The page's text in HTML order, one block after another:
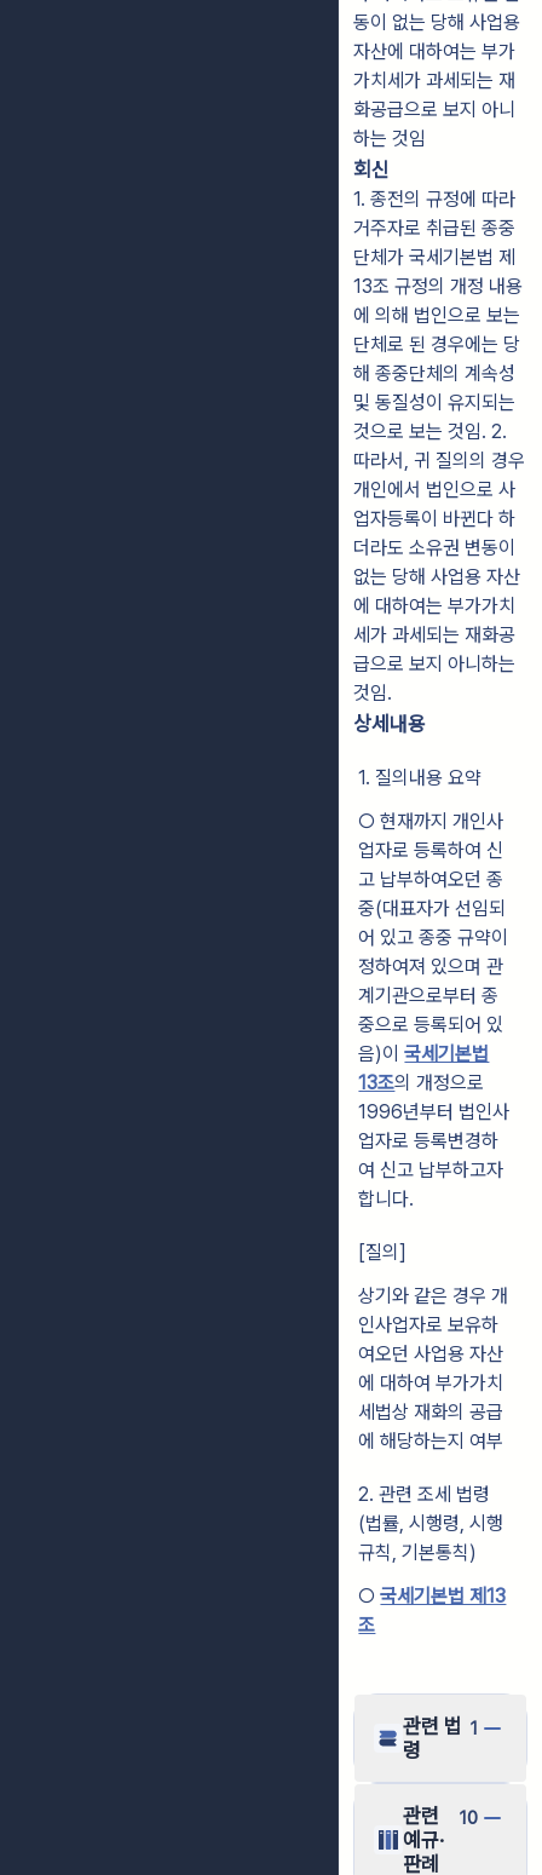
동이 없는 당해 사업용
자산에 대하여는 부가
가치세가 과세되는 재
화공급으로 보지 아니
하는 것임
회신
1. 종전의 규정에 따라
거주자로 취급된 종중
단체가 국세기본법 제
13조 규정의 개정 내용
에 의해 법인으로 보는
단체로 된 경우에는 당
해 종중단체의 계속성
및 동질성이 유지되는
것으로 보는 것임. 2.
따라서, 귀 질의의 경우
개인에서 법인으로 사
업자등록이 바뀐다 하
더라도 소유권 변동이
없는 당해 사업용 자산
에 대하여는 부가가치
세가 과세되는 재화공
급으로 보지 아니하는
것임.
상세내용
1. 질의내용 요약
○ 현재까지 개인사
업자로 등록하여 신
고 납부하여오던 종
중(대표자가 선임되
어 있고 종중 규약이
정하여져 있으며 관
계기관으로부터 종
중으로 등록되어 있
음)이국세기본법
13조의 개정으로
1996년부터 법인사
업자로 등록변경하
여 신고 납부하고자
합니다.
[질의]
상기와 같은 경우 개
인사업자로 보유하
여오던 사업용 자산
에 대하여 부가가치
세법상 재화의 공급
에 해당하는지 여부
2. 관련 조세 법령
(법률, 시행령, 시행
규칙, 기본통칙)
○국세기본법 제13
조
관련 법
령
1
관련
예규·
판례
10